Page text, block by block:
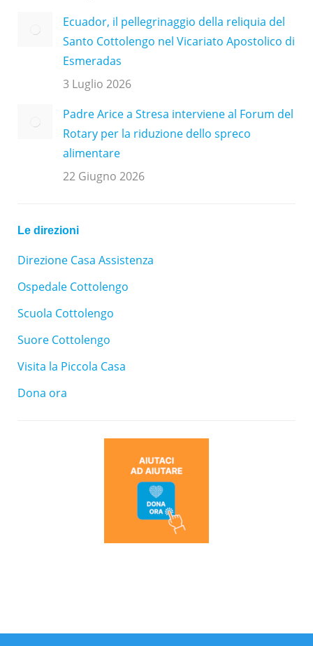
Ecuador, il pellegrinaggio della reliquia del
Santo Cottolengo nel Vicariato Apostolico di
Esmeradas
3 Luglio 2026
Padre Arice a Stresa interviene al Forum del
Rotary per la riduzione dello spreco
alimentare
22 Giugno 2026
Le direzioni
Direzione Casa Assistenza
Ospedale Cottolengo
Scuola Cottolengo
Suore Cottolengo
Visita la Piccola Casa
Dona ora